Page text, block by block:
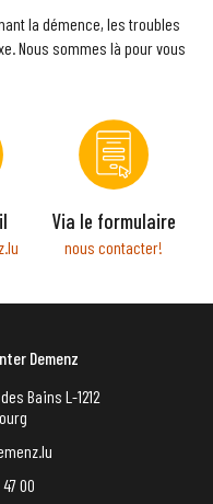
la démence, les troubles
Nous sommes là pour vous
Via le formulaire
nous contacter!
Demenz
Bains L-1212
00